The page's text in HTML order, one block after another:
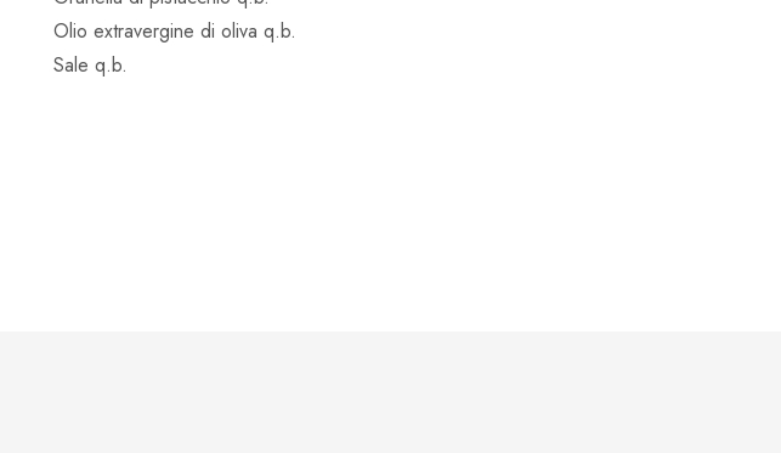
Olio extravergine di oliva q.b.
Sale q.b.